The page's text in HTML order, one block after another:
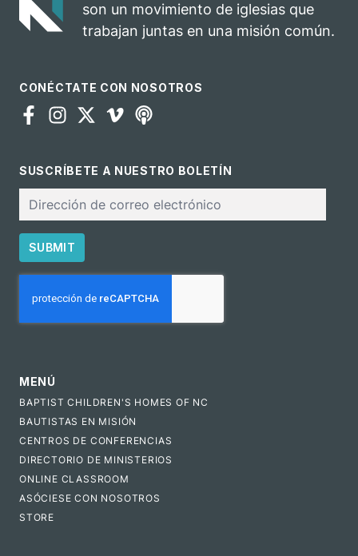
son un movimiento de iglesias que
trabajan juntas en una misión común.
CONÉCTATE CON NOSOTROS
SUSCRÍBETE A NUESTRO BOLETÍN
electrónico
SUBMIT
MENÚ
BAPTIST CHILDREN'S HOMES OF NC
BAUTISTAS EN MISIÓN
CENTROS DE CONFERENCIAS
DIRECTORIO DE MINISTERIOS
ONLINE CLASSROOM
ASÓCIESE CON NOSOTROS
STORE